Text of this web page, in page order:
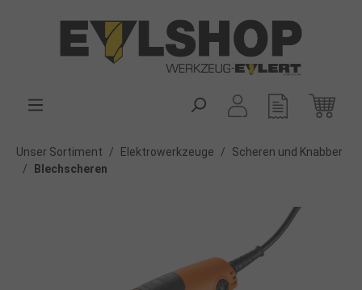
Unser Sortiment / Elektrowerkzeuge /
Scheren und Knabber
/
Blechscheren